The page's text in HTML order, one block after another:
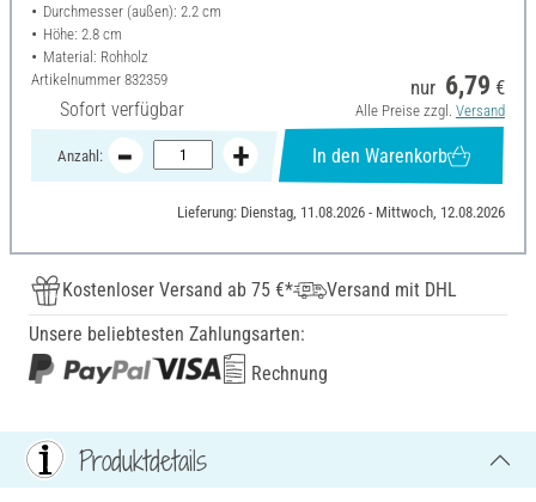
Durchmesser (außen): 2.2 cm
Höhe: 2.8 cm
Material: Rohholz
Artikelnummer 832359
Sofort verfügbar
nur 6,79 €
Alle Preise zzgl. Versand
Anzahl: In den Warenkorb
Lieferung: Dienstag, 11.08.2026 - Mittwoch, 12.08.2026
Kostenloser Versand ab 75 €*
Versand mit DHL
Unsere beliebtesten Zahlungsarten:
Rechnung
Produktdetails